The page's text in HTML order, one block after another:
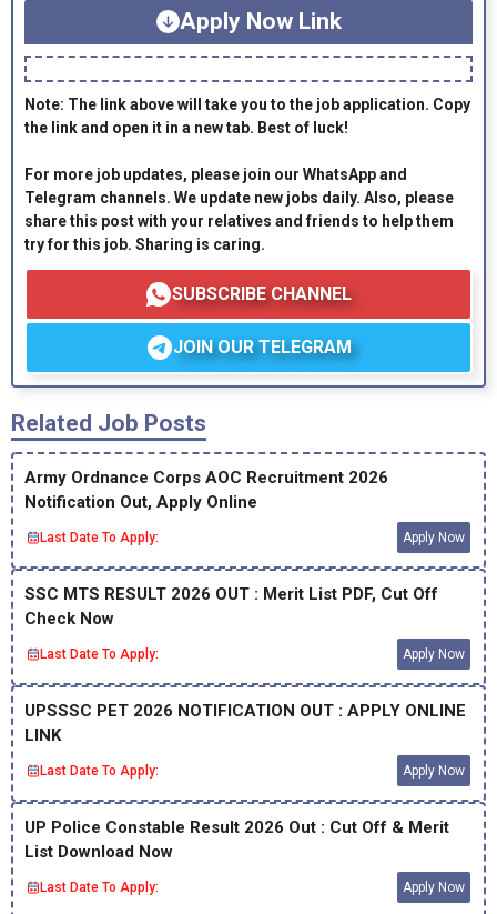
Apply Now Link
Note: The link above will take you to the job application. Copy
the link and open it in a new tab. Best of luck!
For more job updates, please join our WhatsApp and
Telegram channels. We update new jobs daily. Also, please
share this post with your relatives and friends to help them
try for this job. Sharing is caring.
SUBSCRIBE CHANNEL
JOIN OUR TELEGRAM
Related Job Posts
Army Ordnance Corps AOC Recruitment 2026
Notification Out, Apply Online
Last Date To Apply: Apply Now
SSC MTS RESULT 2026 OUT : Merit List PDF, Cut Off
Check Now
Last Date To Apply: Apply Now
UPSSSC PET 2026 NOTIFICATION OUT : APPLY ONLINE
LINK
Last Date To Apply: Apply Now
UP Police Constable Result 2026 Out : Cut Off & Merit
List Download Now
Last Date To Apply: Apply Now